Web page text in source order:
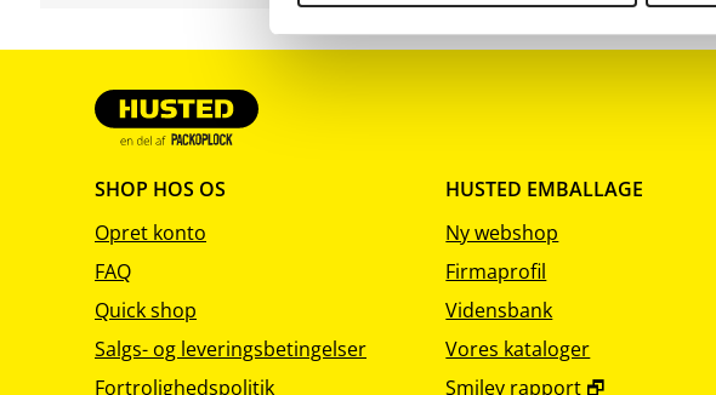
SHOP HOS OS
Opret konto
FAQ
Quick shop
Salgs- og leveringsbetingelser
Fortrolighedspolitik
HUSTED EMBALLAGE
Ny webshop
Firmaprofil
Vidensbank
Vores kataloger
Smiley rapport 🗗